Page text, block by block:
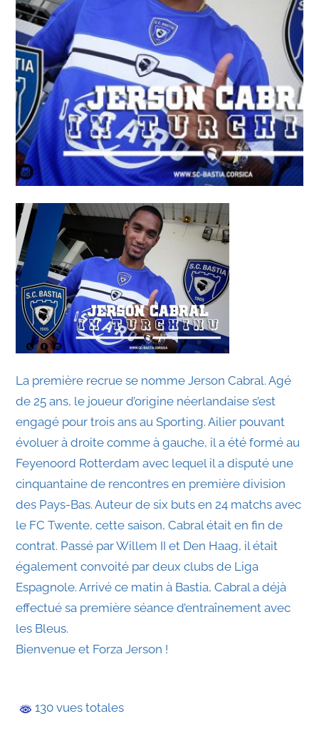
La première recrue se nomme Jerson Cabral. Agé
de 25 ans, le joueur d’origine néerlandaise s’est
engagé pour trois ans au Sporting. Ailier pouvant
évoluer à droite comme à gauche, il a été formé au
Feyenoord Rotterdam avec lequel il a disputé une
cinquantaine de rencontres en première division
des Pays-Bas. Auteur de six buts en 24 matchs avec
le FC Twente, cette saison, Cabral était en fin de
contrat. Passé par Willem II et Den Haag, il était
également convoité par deux clubs de Liga
Espagnole. Arrivé ce matin à Bastia, Cabral a déjà
effectué sa première séance d’entraînement avec
les Bleus.
Bienvenue et Forza Jerson !
130 vues totales